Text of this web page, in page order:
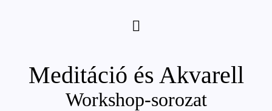
Meditáció és Akvarell
Workshop-sorozat